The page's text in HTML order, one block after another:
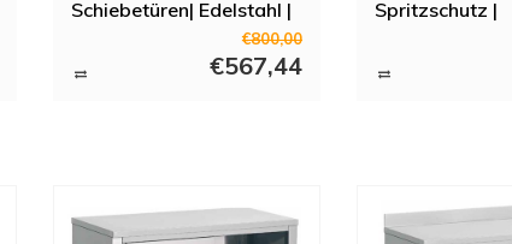
Schiebetüren| Edelstahl |
600er Serie | 7 Größen
€800,00
€567,44
Spritzschutz |